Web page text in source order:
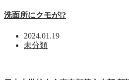
洗面所にクモが!?
2024.01.19
未分類